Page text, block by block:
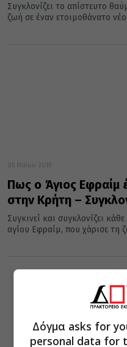
Συγκλονίζει το απίστευτο
ζωή σε έναν ετοιμοθάνατο
05 Μαΐου 2019
Πως ο Άγιος Εφραίμ
στην Κρήτη –
Συγκινεί και συγκλονίζει
αγίου Εφραίμ, που χάρισε τη
Δόγμα asks for
personal data for